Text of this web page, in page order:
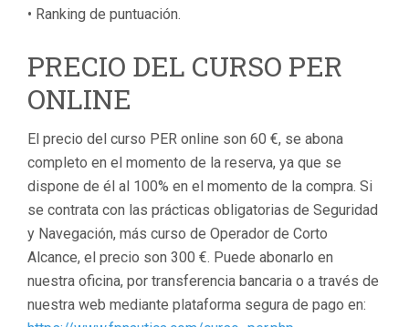
• Ranking de puntuación.
PRECIO DEL CURSO PER
ONLINE
El precio del curso PER online son 60 €, se abona
completo en el momento de la reserva, ya que se
dispone de él al 100% en el momento de la compra. Si
se contrata con las prácticas obligatorias de Seguridad
y Navegación, más curso de Operador de Corto
Alcance, el precio son 300 €. Puede abonarlo en
nuestra oficina, por transferencia bancaria o a través de
nuestra web mediante plataforma segura de pago en: